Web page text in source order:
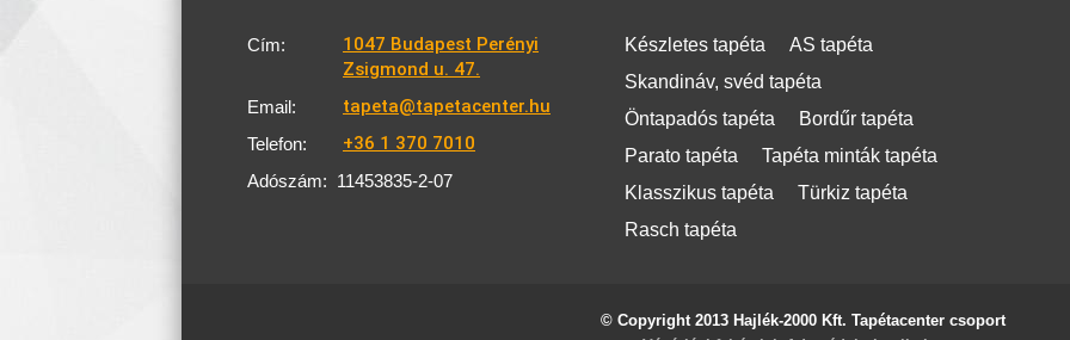
Cím:
1047 Budapest Perényi
Zsigmond u. 47.
Email: tapeta@tapetacenter.hu
Telefon: +36 1 370 7010
Adószám: 11453835-2-07
Készletes tapéta
AS tapéta
Skandináv, svéd tapéta
Öntapadós tapéta
Bordűr tapéta
Parato tapéta
Tapéta minták tapéta
Klasszikus tapéta
Türkiz tapéta
Rasch tapéta
© Copyright 2013 Hajlék-2000 Kft. Tapétacenter csoport